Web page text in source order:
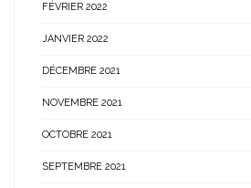
FÉVRIER 2022
JANVIER 2022
DÉCEMBRE 2021
NOVEMBRE 2021
OCTOBRE 2021
SEPTEMBRE 2021